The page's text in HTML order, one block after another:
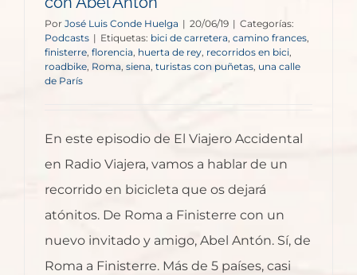
Por José Luis Conde Huelga | 20/06/19 | Categorías:
Podcasts | Etiquetas: bici de carretera, camino frances,
finisterre, florencia, huerta de rey, recorridos en bici,
roadbike, Roma, siena, turistas con puñetas, una calle
de París
En este episodio de El Viajero Accidental
en Radio Viajera, vamos a hablar de un
recorrido en bicicleta que os dejará
atónitos. De Roma a Finisterre con un
nuevo invitado y amigo, Abel Antón. Sí, de
Roma a Finisterre. Más de 5 países, casi